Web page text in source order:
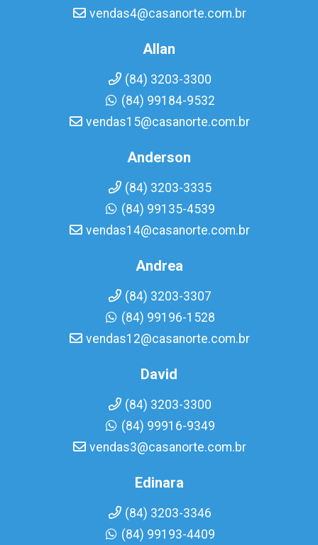
vendas4@casanorte.com.br
Allan
(84) 3203-3300
(84) 99184-9532
vendas15@casanorte.com.br
Anderson
(84) 3203-3335
(84) 99135-4539
vendas14@casanorte.com.br
Andrea
(84) 3203-3307
(84) 99196-1528
vendas12@casanorte.com.br
David
(84) 3203-3300
(84) 99916-9349
vendas3@casanorte.com.br
Edinara
(84) 3203-3346
(84) 99193-4409